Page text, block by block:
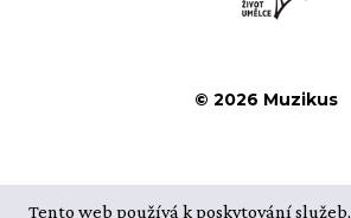
© 2026 Muzikus
Tento web používá k poskytování služeb,